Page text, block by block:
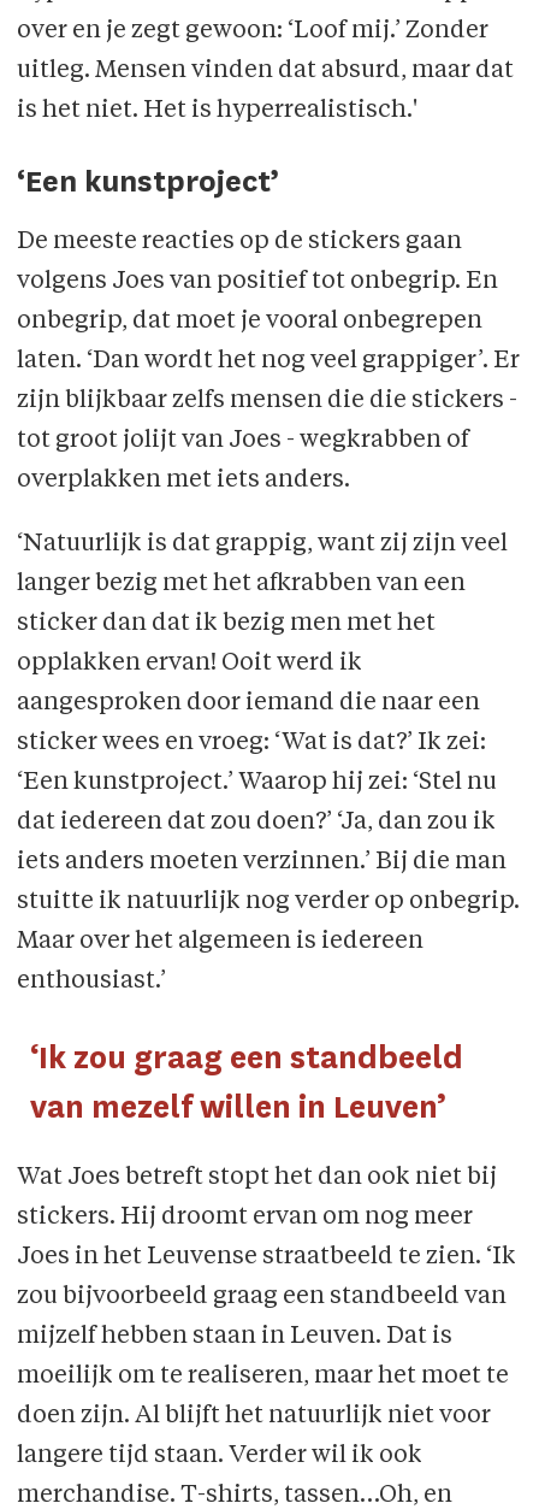
over en je zegt gewoon: ‘Loof mij.’ Zonder
uitleg. Mensen vinden dat absurd, maar dat
is het niet. Het is hyperrealistisch.'
‘Een kunstproject’
De meeste reacties op de stickers gaan
volgens Joes van positief tot onbegrip. En
onbegrip, dat moet je vooral onbegrepen
laten. ‘Dan wordt het nog veel grappiger’. Er
zijn blijkbaar zelfs mensen die die stickers -
tot groot jolijt van Joes - wegkrabben of
overplakken met iets anders.
‘Natuurlijk is dat grappig, want zij zijn veel
langer bezig met het afkrabben van een
sticker dan dat ik bezig men met het
opplakken ervan! Ooit werd ik
aangesproken door iemand die naar een
sticker wees en vroeg: ‘Wat is dat?’ Ik zei:
‘Een kunstproject.’ Waarop hij zei: ‘Stel nu
dat iedereen dat zou doen?’ ‘Ja, dan zou ik
iets anders moeten verzinnen.’ Bij die man
stuitte ik natuurlijk nog verder op onbegrip.
Maar over het algemeen is iedereen
enthousiast.’
‘Ik zou graag een standbeeld
van mezelf willen in Leuven’
Wat Joes betreft stopt het dan ook niet bij
stickers. Hij droomt ervan om nog meer
Joes in het Leuvense straatbeeld te zien. ‘Ik
zou bijvoorbeeld graag een standbeeld van
mijzelf hebben staan in Leuven. Dat is
moeilijk om te realiseren, maar het moet te
doen zijn. Al blijft het natuurlijk niet voor
langere tijd staan. Verder wil ik ook
merchandise. T-shirts, tassen…Oh, en